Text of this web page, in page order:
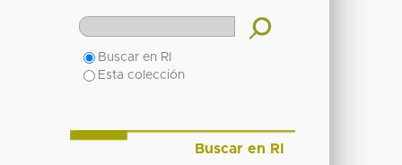
Buscar en RI
Esta colección
Buscar en RI